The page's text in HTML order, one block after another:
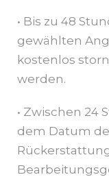
• Bis zu 48
gewählten
kostenlos
werden.
• Zwischen 24
dem Datum